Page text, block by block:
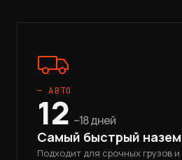
— АВТО
12 –18 дней
Самый быстрый
Подходит для срочных грузов